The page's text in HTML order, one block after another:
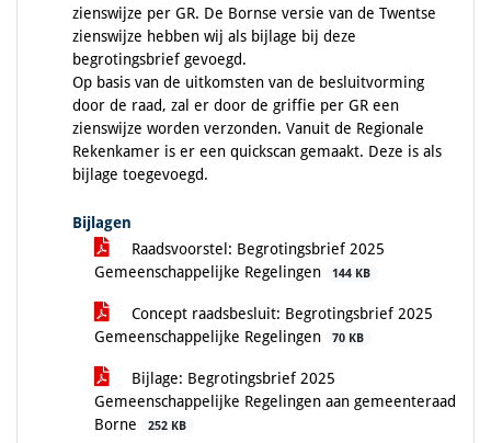
zienswijze per GR. De Bornse versie van de Twentse
zienswijze hebben wij als bijlage bij deze
begrotingsbrief gevoegd.
Op basis van de uitkomsten van de besluitvorming
door de raad, zal er door de griffie per GR een
zienswijze worden verzonden. Vanuit de Regionale
Rekenkamer is er een quickscan gemaakt. Deze is als
bijlage toegevoegd.
Bijlagen
Raadsvoorstel: Begrotingsbrief 2025
Gemeenschappelijke Regelingen
144 KB
Concept raadsbesluit: Begrotingsbrief 2025
Gemeenschappelijke Regelingen
70 KB
Bijlage: Begrotingsbrief 2025
Gemeenschappelijke Regelingen aan gemeenteraad
Borne
252 KB